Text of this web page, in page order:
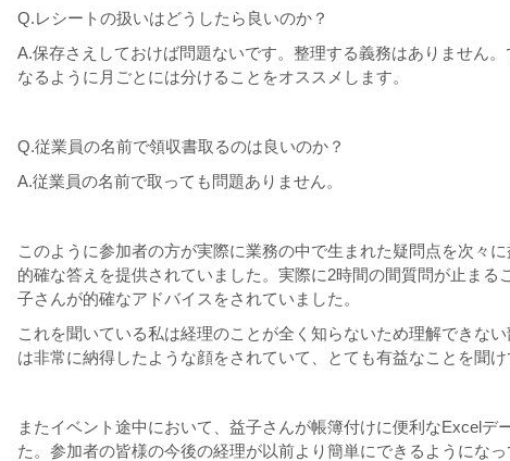
Q.レシートの扱いはどうしたら良いのか？
A.保存さえしておけば問題ないです。整理する義務はありません
なるように月ごとには分けることをオススメします。
Q.従業員の名前で領収書取るのは良いのか？
A.従業員の名前で取っても問題ありません。
このように参加者の方が実際に業務の中で生まれた疑問点を次々
的確な答えを提供されていました。実際に2時間の間質問が止まる
子さんが的確なアドバイスをされていました。
これを聞いている私は経理のことが全く知らないため理解できな
は非常に納得したような顔をされていて、とても有益なことを聞け
またイベント途中において、益子さんが帳簿付けに便利なExcelデ
た。参加者の皆様の今後の経理が以前より簡単にできるようになっ